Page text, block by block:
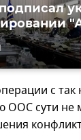
с
ООС сути не